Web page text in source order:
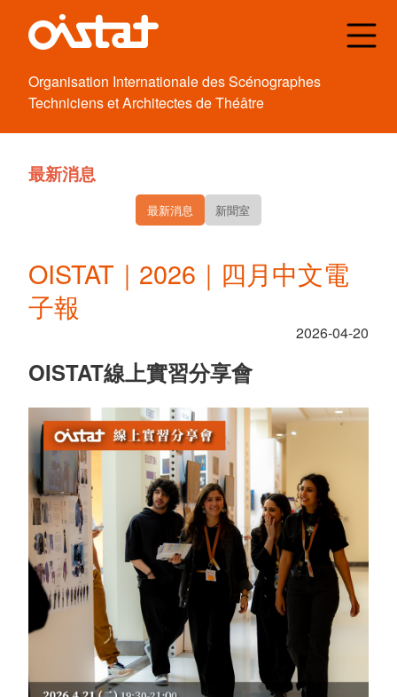
Organisation Internationale desScénographes
Techniciens etArchitectes deThéâtre
最新消息
最新消息 新聞室
OISTAT｜2026｜四月中文電
子報
2026-04-20
OISTAT線上實習分享會